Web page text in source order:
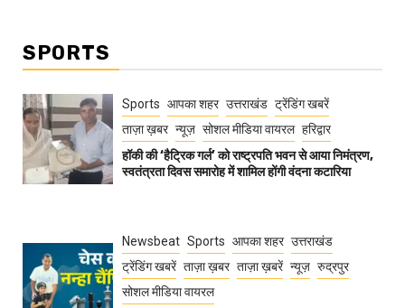
SPORTS
Sports आपका शहर उत्तराखंड ट्रेंडिंग खबरें
ताज़ा ख़बर न्यूज़ सोशल मीडिया वायरल हरिद्वार
हॉकी की ‘हैट्रिक गर्ल’ को राष्ट्रपति भवन से आया निमंत्रण,
स्वतंत्रता दिवस समारोह में शामिल होंगी वंदना कटारिया
Newsbeat Sports आपका शहर उत्तराखंड
ट्रेंडिंग खबरें ताज़ा ख़बर ताज़ा ख़बरें न्यूज़ रुद्रपुर
सोशल मीडिया वायरल